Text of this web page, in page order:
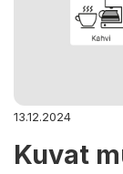
13.12.2024
Kuvat